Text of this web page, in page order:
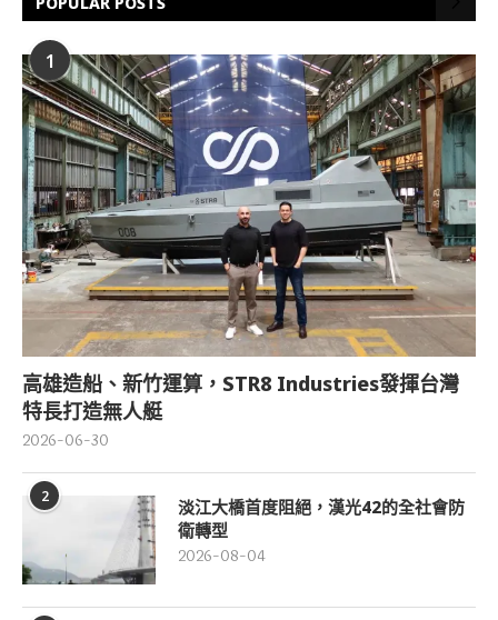
1
高雄造船、新竹運算，STR8 Industries發揮台灣
特長打造無人艇
2026-06-30
2
淡江大橋首度阻絕，漢光42的全社會防
衛轉型
2026-08-04